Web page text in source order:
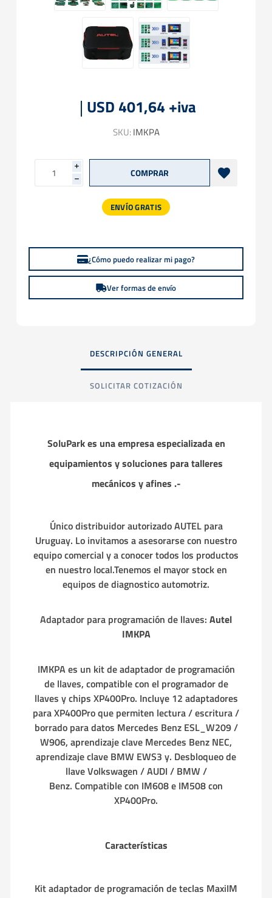
USD 401,64 +iva
SKU:IMKPA
i
h
ENVÍO GRATIS
¿Cómo puedo realizar mi pago?
Ver formas de envío
DESCRIPCIÓN GENERAL
SOLICITAR COTIZACIÓN
SoluPark es una empresa especializada en
equipamientos y soluciones para talleres
mecánicos y afines .-
Único distribuidor autorizado AUTEL para
Uruguay. Lo invitamos a asesorarse con nuestro
equipo comercial y a conocer todos los productos
en nuestro local.Tenemos el mayor stock en
equipos de diagnostico automotriz.
Adaptador para programación de llaves: Autel
IMKPA
IMKPA es un kit de adaptador de programación
de llaves, compatible con el programador de
llaves y chips XP400Pro. Incluye 12 adaptadores
para XP400Pro que permiten lectura / escritura /
borrado para datos Mercedes Benz ESL_W209 /
W906, aprendizaje clave Mercedes Benz NEC,
aprendizaje clave BMW EWS3 y. Desbloqueo de
llave Volkswagen / AUDI / BMW /
Benz. Compatible con IM608 e IM508 con
XP400Pro.
Características
Kit adaptador de programación de teclas MaxiIM